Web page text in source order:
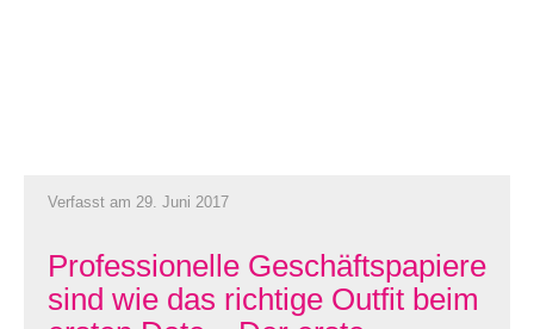
Verfasst am 29. Juni 2017
Professionelle Geschäftspapiere
sind wie das richtige Outfit beim